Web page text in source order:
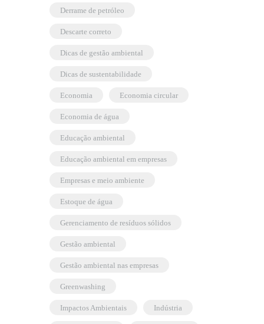
derrame de petróleo
descarte correto
dicas de gestão ambiental
dicas de sustentabilidade
economia economia circular
economia de água
educação ambiental
educação ambiental em empresas
empresas e meio ambiente
estoque de água
gerenciamento de resíduos sólidos
gestão ambiental
gestão ambiental nas empresas
greenwashing
Impactos Ambientais indústria